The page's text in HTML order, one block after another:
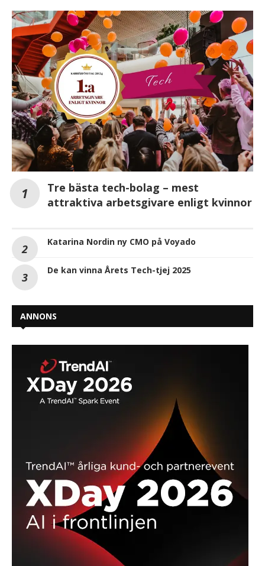
Tre bästa tech-bolag – mest
attraktiva arbetsgivare enligt kvinnor
Katarina Nordin ny CMO på Voyado
De kan vinna Årets Tech-tjej 2025
ANNONS